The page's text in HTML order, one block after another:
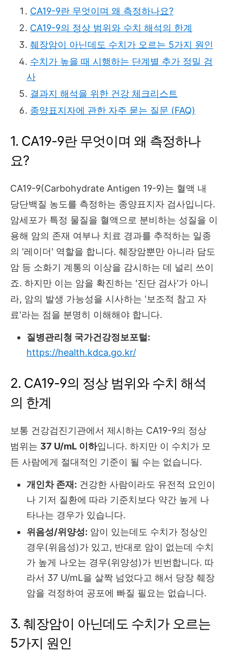
CA19-9란 무엇이며 왜 측정하나요?
CA19-9의 정상 범위와 수치 해석의 한계
췌장암이 아닌데도 수치가 오르는 5가지 원인
수치가 높을 때 시행하는 단계별 추가 정밀 검
사
결과지 해석을 위한 건강 체크리스트
종양표지자에 관한 자주 묻는 질문 (FAQ)
1. CA19-9란 무엇이며 왜 측정하나
요?
CA19-9(Carbohydrate Antigen 19-9)는 혈액 내
당단백질 농도를 측정하는 종양표지자 검사입니다.
암세포가 특정 물질을 혈액으로 분비하는 성질을 이
용해 암의 존재 여부나 치료 경과를 추적하는 일종
의 '레이더' 역할을 합니다. 췌장암뿐만 아니라 담도
암 등 소화기 계통의 이상을 감시하는 데 널리 쓰이
죠. 하지만 이는 암을 확진하는 '진단 검사'가 아니
라, 암의 발생 가능성을 시사하는 '보조적 참고 자
료'라는 점을 분명히 이해해야 합니다.
질병관리청 국가건강정보포털:
https://health.kdca.go.kr/
2. CA19-9의 정상 범위와 수치 해석
의 한계
보통 건강검진기관에서 제시하는 CA19-9의 정상
범위는 37 U/mL 이하입니다. 하지만 이 수치가 모
든 사람에게 절대적인 기준이 될 수는 없습니다.
개인차 존재: 건강한 사람이라도 유전적 요인이
나 기저 질환에 따라 기준치보다 약간 높게 나
타나는 경우가 있습니다.
위음성/위양성: 암이 있는데도 수치가 정상인
경우(위음성)가 있고, 반대로 암이 없는데 수치
가 높게 나오는 경우(위양성)가 빈번합니다. 따
라서 37 U/mL을 살짝 넘었다고 해서 당장 췌장
암을 걱정하여 공포에 빠질 필요는 없습니다.
3. 췌장암이 아닌데도 수치가 오르는
5가지 원인